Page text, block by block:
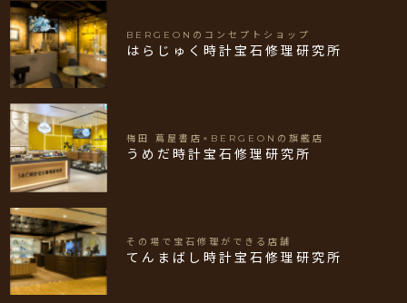
BERGEONのコンセプトショップ
はらじゅく時計宝石修理研究所
梅田 蔦屋書店×BERGEONの旗艦店
うめだ時計宝石修理研究所
その場で宝石修理ができる店舗
てんまばし時計宝石修理研究所